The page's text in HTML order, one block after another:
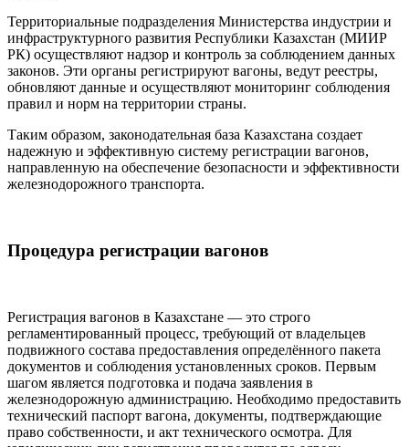
Территориальные подразделения Министерства индустрии и
инфраструктурного развития Республики Казахстан (МИИР
РК) осуществляют надзор и контроль за соблюдением данных
законов. Эти органы регистрируют вагоны, ведут реестры,
обновляют данные и осуществляют мониторинг соблюдения
правил и норм на территории страны.
Таким образом, законодательная база Казахстана создает
надежную и эффективную систему регистрации вагонов,
направленную на обеспечение безопасности и эффективности
железнодорожного транспорта.
Процедура регистрации вагонов
Регистрация вагонов в Казахстане — это строго
регламентированный процесс, требующий от владельцев
подвижного состава предоставления определённого пакета
документов и соблюдения установленных сроков. Первым
шагом является подготовка и подача заявления в
железнодорожную администрацию. Необходимо предоставить
технический паспорт вагона, документы, подтверждающие
право собственности, и акт технического осмотра. Для